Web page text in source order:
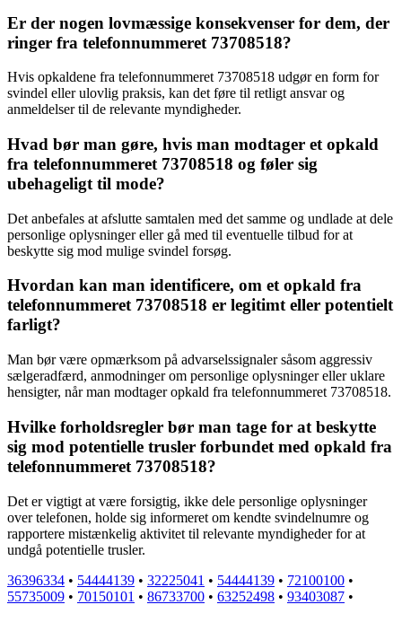
Er der nogen lovmæssige konsekvenser for dem, der
ringer fra telefonnummeret 73708518?
Hvis opkaldene fra telefonnummeret 73708518 udgør en form for
svindel eller ulovlig praksis, kan det føre til retligt ansvar og
anmeldelser til de relevante myndigheder.
Hvad bør man gøre, hvis man modtager et opkald
fra telefonnummeret 73708518 og føler sig
ubehageligt til mode?
Det anbefales at afslutte samtalen med det samme og undlade at dele
personlige oplysninger eller gå med til eventuelle tilbud for at
beskytte sig mod mulige svindel forsøg.
Hvordan kan man identificere, om et opkald fra
telefonnummeret 73708518 er legitimt eller potentielt
farligt?
Man bør være opmærksom på advarselssignaler såsom aggressiv
sælgeradfærd, anmodninger om personlige oplysninger eller uklare
hensigter, når man modtager opkald fra telefonnummeret 73708518.
Hvilke forholdsregler bør man tage for at beskytte
sig mod potentielle trusler forbundet med opkald fra
telefonnummeret 73708518?
Det er vigtigt at være forsigtig, ikke dele personlige oplysninger
over telefonen, holde sig informeret om kendte svindelnumre og
rapportere mistænkelig aktivitet til relevante myndigheder for at
undgå potentielle trusler.
36396334 • 54444139 • 32225041 • 54444139 • 72100100 •
55735009 • 70150101 • 86733700 • 63252498 • 93403087 •